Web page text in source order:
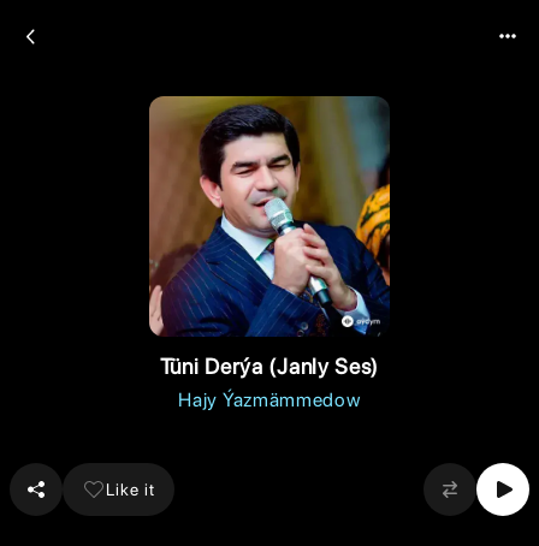
Tüni Derýa (Janly Ses)
Hajy Ýazmämmedow
Like it